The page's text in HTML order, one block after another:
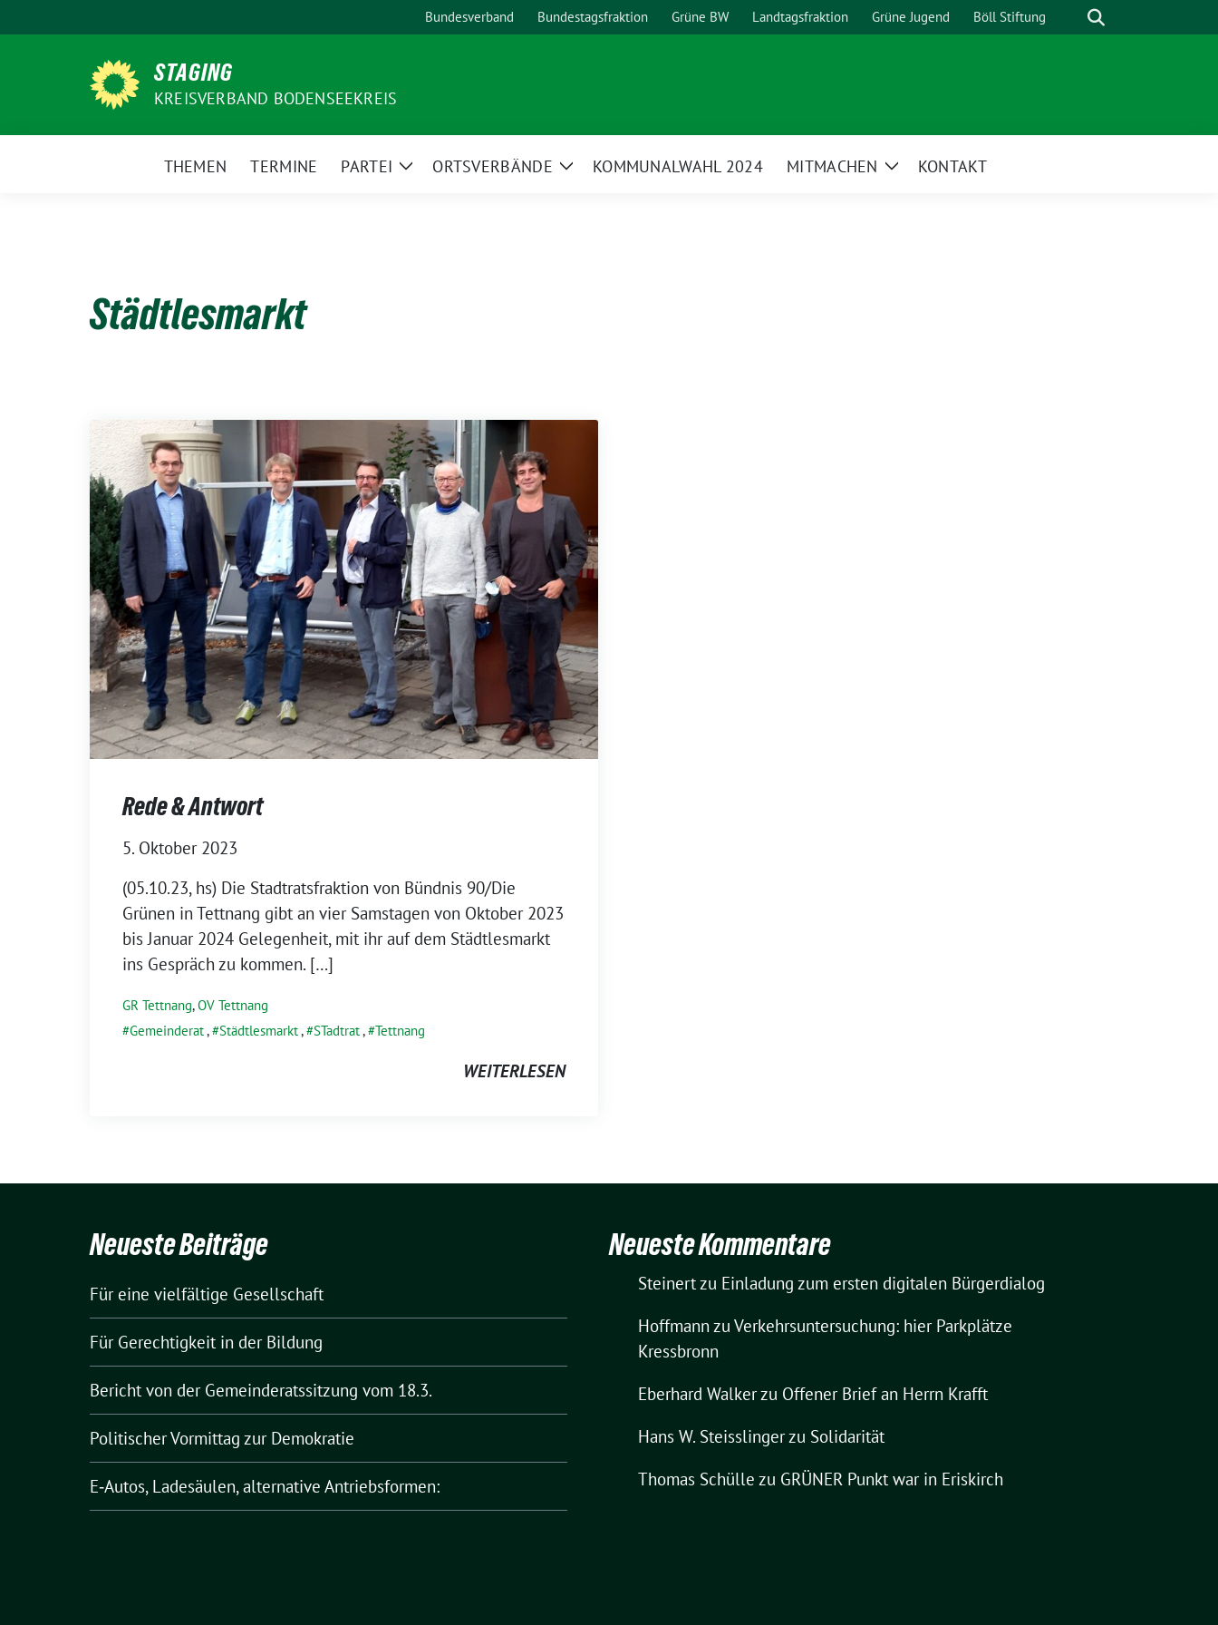
zum
Bundesverband Bundestagsfraktion Grüne BW Landtagsfraktion Grüne Jugend Böll Stiftung Suche
STAGING
KREISVERBAND BODENSEEKREIS
THEMEN TERMINE PARTEI
ZeigeORTSVERBÄNDE
ZeigeKOMMUNALWAHL 2024 MITMACHEN
ZeigeKONTAKT
Städtlesmarkt
Rede & Antwort
5. Oktober 2023
(05.10.23, hs) Die Stadtratsfraktion von Bündnis 90/Die
Grünen in Tettnang gibt an vier Samstagen von Oktober 2023
bis Januar 2024 Gelegenheit, mit ihr auf dem Städtlesmarkt
ins Gespräch zu kommen. […]
GR Tettnang,OV Tettnang
Gemeinderat, Städtlesmarkt, STadtrat, Tettnang
WEITERLESEN
Neueste Beiträge
Für eine vielfältige Gesellschaft
Für Gerechtigkeit in der Bildung
Bericht von der Gemeinderatssitzung vom 18.3.
Politischer Vormittag zur Demokratie
E‑Autos, Ladesäulen, alternative Antriebsformen:
Neueste Kommentare
Steinertzu Einladung zum ersten digitalen Bürgerdialog
Hoffmann zu Verkehrsuntersuchung: hier Parkplätze
Kressbronn
Eberhard Walkerzu Offener Brief an Herrn Krafft
Hans W. Steisslingerzu Solidarität
Thomas Schülle zu GRÜNER Punkt war in Eriskirch